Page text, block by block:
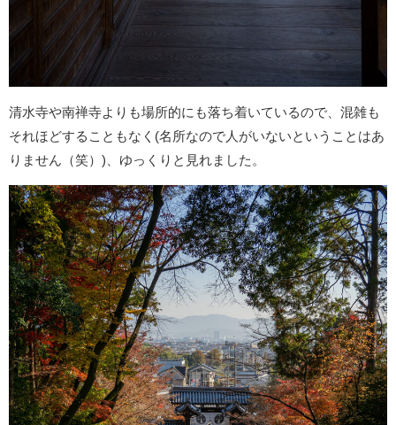
清水寺や南禅寺よりも場所的にも落ち着いているので、混雑も
それほどすることもなく(名所なので人がいないということはあ
りません（笑）)、ゆっくりと見れました。